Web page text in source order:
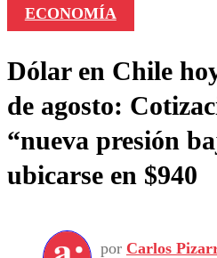
ECONOMÍA
Dólar en Chile
de agosto:
“nueva presión
ubicarse en $940
por Carlos